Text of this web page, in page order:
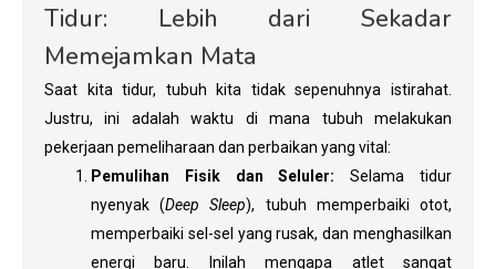
Tidur: Lebih dari Sekadar
Memejamkan Mata
Saat kita tidur, tubuh kita tidak sepenuhnya istirahat.
Justru, ini adalah waktu di mana tubuh melakukan
pekerjaan pemeliharaan dan perbaikan yang vital:
Pemulihan Fisik dan Seluler: Selama tidur
nyenyak (Deep Sleep), tubuh memperbaiki otot,
memperbaiki sel-sel yang rusak, dan menghasilkan
energi baru. Inilah mengapa atlet sangat